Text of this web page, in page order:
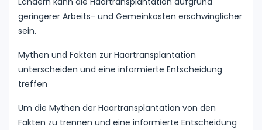
geringerer Arbeits- und Gemeinkosten erschwinglicher
sein.
Mythen und Fakten zur Haartransplantation
unterscheiden und eine informierte Entscheidung
treffen
Um die Mythen der Haartransplantation von den
Fakten zu trennen und eine informierte Entscheidung